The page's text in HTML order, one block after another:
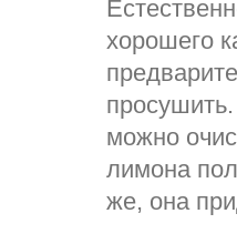
хорошего
можно
лимона
же, она